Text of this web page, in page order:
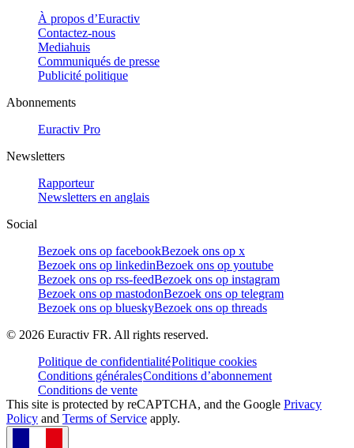
À propos d’Euractiv
Contactez-nous
Mediahuis
Communiqués de presse
Publicité politique
Abonnements
Euractiv Pro
Newsletters
Rapporteur
Newsletters en anglais
Social
Bezoek ons op facebookBezoek ons op x
Bezoek ons op linkedinBezoek ons op youtube
Bezoek ons op rss-feedBezoek ons op instagram
Bezoek ons op mastodonBezoek ons op telegram
Bezoek ons op blueskyBezoek ons op threads
© 2026 Euractiv FR. All rights reserved.
Politique de confidentialitéPolitique cookies
Conditions généralesConditions d’abonnement
Conditions de vente
This site is protected by reCAPTCHA, and the Google Privacy
Policy and Terms of Service apply.